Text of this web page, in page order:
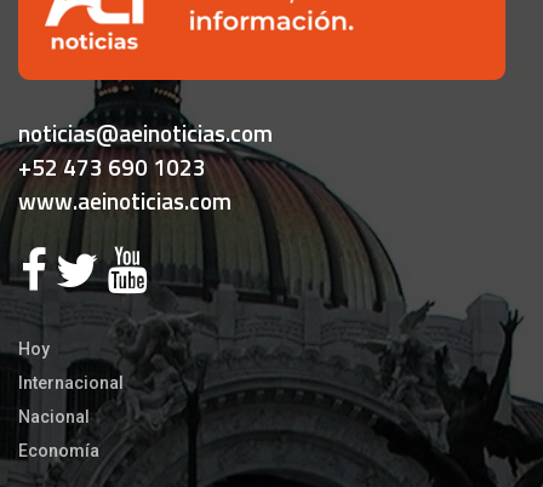
noticias@aeinoticias.com
+52 473 690 1023
www.aeinoticias.com
Hoy
Internacional
Nacional
Economía